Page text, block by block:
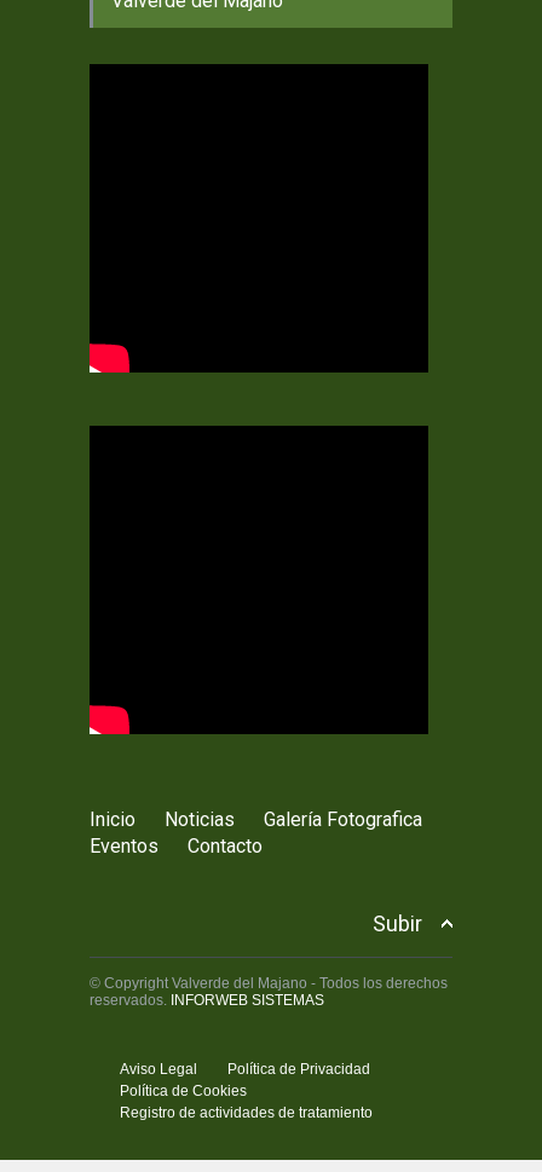
Inicio Noticias
Galería Fotografica
Eventos
Contacto
Subir
© Copyright Valverde del Majano - Todos los derechos
reservados. INFORWEB SISTEMAS
Aviso Legal
Política de Privacidad
Política de Cookies
Registro de actividades de tratamiento